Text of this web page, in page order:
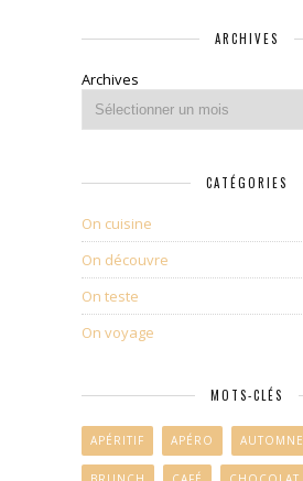
ARCHIVES
Archives
CATÉGORIES
On cuisine
On découvre
On teste
On voyage
MOTS-CLÉS
APÉRITIF APÉRO AUTOMNE